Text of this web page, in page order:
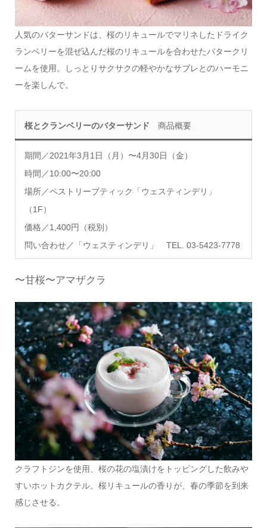
人気のバターサンドは、桜のリキュールでマリネしたドライク
ランベリーを混ぜ込んだ桜のリキュールを合わせたバタークリ
ームを使用。しっとりサクサクの軽やかなサブレとのハーモニ
ーを楽しんで。
桜とクランベリーのバターサンド 商品概要
期間／2021年3月1日（月）〜4月30日（金）
時間／10:00〜20:00
場所／ペストリーブティック「ウェスティンデリ」
（1F）
価格／1,400円（税別）
問い合わせ／「ウェスティンデリ」 TEL. 03-5423-7778
〜甘桜〜アマザクラ
クラフトジンを使用、桜の花の塩漬けをトッピングした飲みや
すいホットカクテル。桜リキュールの香りが、春の季節を到来
感じさせる。